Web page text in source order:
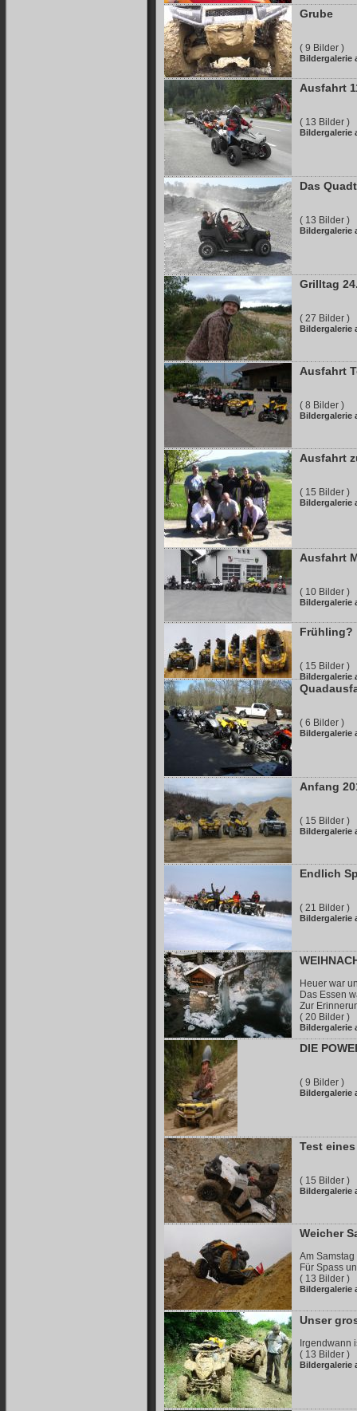
Grube
( 9 Bilder )
Bildergalerie
Ausfahrt
( 13 Bilder )
Bildergalerie
Das
( 13 Bilder )
Bildergalerie
Grilltag
( 27 Bilder )
Bildergalerie
Ausfahrt
( 8 Bilder )
Bildergalerie
Ausfahrt
( 15 Bilder )
Bildergalerie
Ausfahrt
( 10 Bilder )
Bildergalerie
Frühling?
( 15 Bilder )
Bildergalerie
( 6 Bilder )
Bildergalerie
Anfang
( 15 Bilder )
Bildergalerie
Endlich
( 21 Bilder )
Bildergalerie
Heuer war
Das Essen
Zur
( 20 Bilder )
Bildergalerie
DIE
( 9 Bilder )
Bildergalerie
Test
( 15 Bilder )
Bildergalerie
Weicher
Am
Für Spass
( 13 Bilder )
Bildergalerie
Unser
Irgendwann
( 13 Bilder )
Bildergalerie